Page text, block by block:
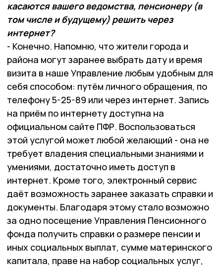
касаются вашего ведомства, пенсионеру (в
том числе и будущему) решить через
интернет?
- Конечно. Напомню, что жители города и
района могут заранее выбрать дату и время
визита в наше Управление любым удобным для
себя способом: путём личного обращения, по
телефону 5-25-89 или через интернет. Запись
на приём по интернету доступна на
официальном сайте ПФР. Воспользоваться
этой услугой может любой желающий - она не
требует владения специальными знаниями и
умениями, достаточно иметь доступ в
интернет. Кроме того, электронный сервис
даёт возможность заранее заказать справки и
документы. Благодаря этому стало возможно
за одно посещение Управления Пенсионного
фонда получить справки о размере пенсии и
иных социальных выплат, сумме материнского
капитала, праве на набор социальных услуг,